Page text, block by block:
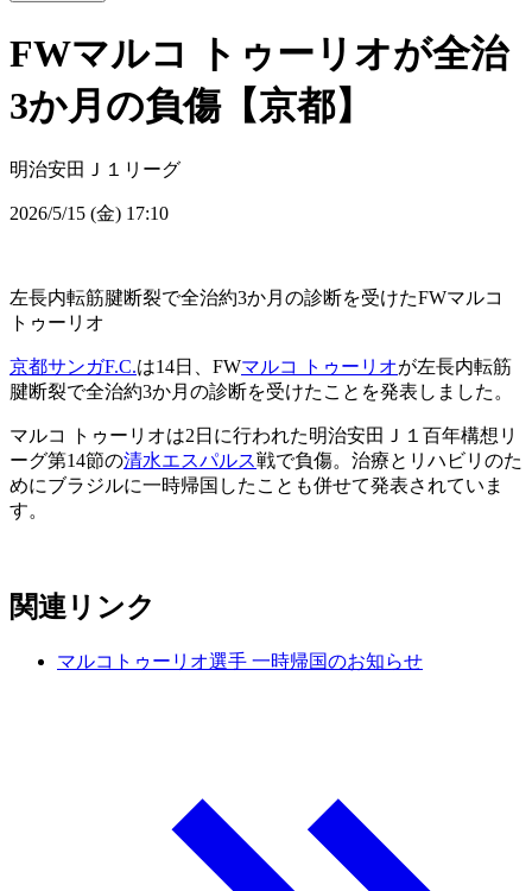
FWマルコ トゥーリオが全治
3か月の負傷【京都】
明治安田Ｊ１リーグ
2026/5/15 (金) 17:10
左長内転筋腱断裂で全治約3か月の診断を受けたFWマルコ
トゥーリオ
京都サンガF.C.は14日、FWマルコ トゥーリオが左長内転筋
腱断裂で全治約3か月の診断を受けたことを発表しました。
マルコ トゥーリオは2日に行われた明治安田Ｊ１百年構想リ
ーグ第14節の清水エスパルス戦で負傷。治療とリハビリのた
めにブラジルに一時帰国したことも併せて発表されていま
す。
関連リンク
マルコトゥーリオ選手 一時帰国のお知らせ